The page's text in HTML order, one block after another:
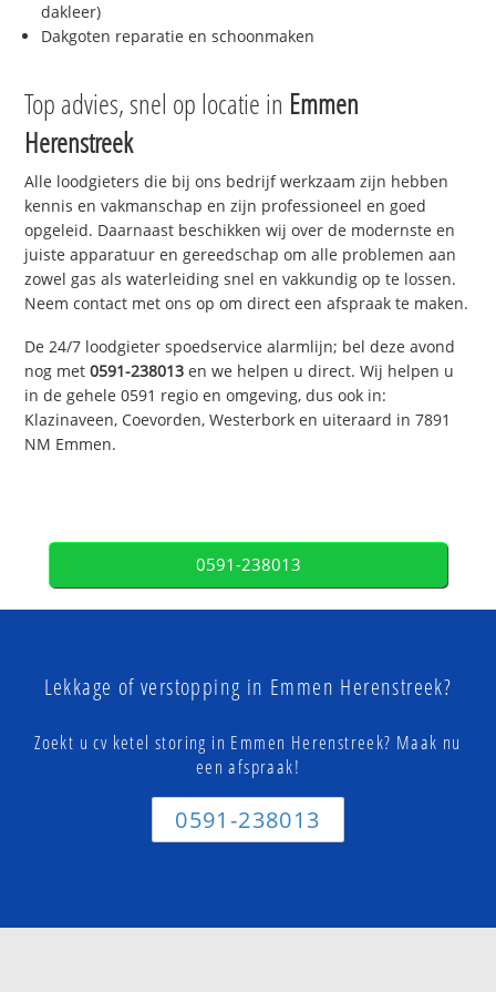
dakleer)
Dakgoten reparatie en schoonmaken
Top advies, snel op locatie in Emmen
Herenstreek
Alle loodgieters die bij ons bedrijf werkzaam zijn hebben
kennis en vakmanschap en zijn professioneel en goed
opgeleid. Daarnaast beschikken wij over de modernste en
juiste apparatuur en gereedschap om alle problemen aan
zowel gas als waterleiding snel en vakkundig op te lossen.
Neem contact met ons op om direct een afspraak te maken.
De 24/7 loodgieter spoedservice alarmlijn; bel deze avond
nog met0591-238013 en we helpen u direct. Wij helpen u
in de gehele 0591 regio en omgeving, dus ook in:
Klazinaveen, Coevorden, Westerbork en uiteraard in 7891
NM Emmen.
0591-238013
Lekkage of verstopping in Emmen Herenstreek?
Zoekt u cv ketel storing in Emmen Herenstreek? Maak nu
een afspraak!
0591-238013